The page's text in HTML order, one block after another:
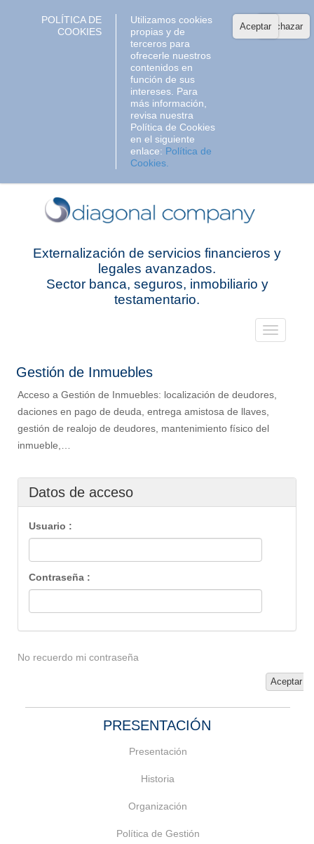
POLÍTICA DE
COOKIES
Rechazar
Aceptar
Utilizamos cookies
propias y de
terceros para
ofrecerle nuestros
contenidos en
función de sus
intereses. Para
más información,
revisa nuestra
Política de Cookies
en el siguiente
enlace: Política de
Cookies.
Externalización de servicios financieros y
legales avanzados.
Sector banca, seguros, inmobiliario y
testamentario.
Toggle
Gestión de Inmuebles
Acceso a Gestión de Inmuebles: localización de deudores,
daciones en pago de deuda, entrega amistosa de llaves,
gestión de realojo de deudores, mantenimiento físico del
inmueble,…
Datos de acceso
Usuario :
Contraseña :
No recuerdo mi contraseña
Aceptar
PRESENTACIÓN
Presentación
Historia
Organización
Política de Gestión